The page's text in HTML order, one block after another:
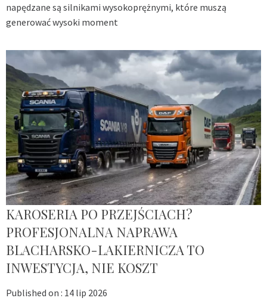
napędzane są silnikami wysokoprężnymi, które muszą
generować wysoki moment
KAROSERIA PO PRZEJŚCIACH?
PROFESJONALNA NAPRAWA
BLACHARSKO-LAKIERNICZA TO
INWESTYCJA, NIE KOSZT
Published on : 14 lip 2026